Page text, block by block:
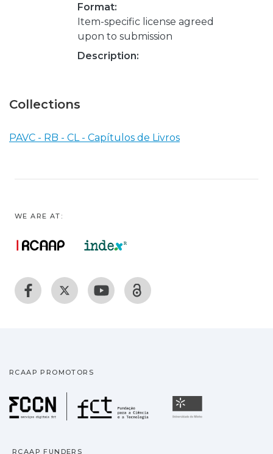
Format:
Item-specific license agreed
upon to submission
Description:
Collections
PAVC - RB - CL - Capítulos de Livros
WE ARE AT:
RCAAP PROMOTORS
Fundação para a
RCAAP FUNDERS